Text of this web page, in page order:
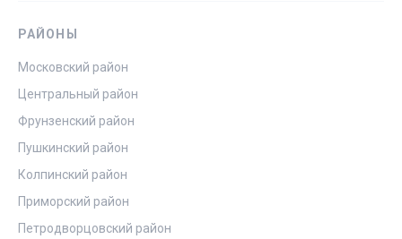
РАЙОНЫ
Московский район
Центральный район
Фрунзенский район
Пушкинский район
Колпинский район
Приморский район
Петродворцовский район